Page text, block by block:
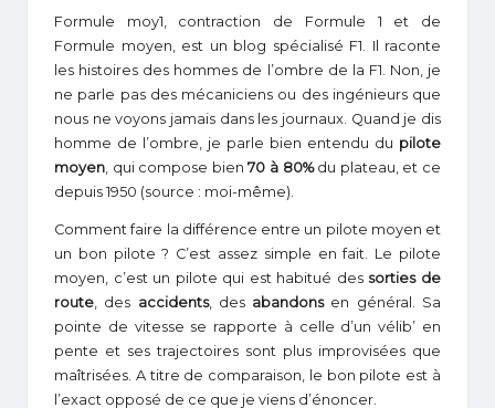
Formule moy1, contraction de Formule 1 et de
Formule moyen, est un blog spécialisé F1. Il raconte
les histoires des hommes de l’ombre de la F1. Non, je
ne parle pas des mécaniciens ou des ingénieurs que
nous ne voyons jamais dans les journaux. Quand je dis
homme de l’ombre, je parle bien entendu du pilote
moyen, qui compose bien70 à 80%du plateau, et ce
depuis 1950 (source : moi-même).
Comment faire la différence entre un pilote moyen et
un bon pilote ? C’est assez simple en fait. Le pilote
moyen, c’est un pilote qui est habitué des sorties de
route, des accidents, des abandonsen général. Sa
pointe de vitesse se rapporte à celle d’un vélib’ en
pente et ses trajectoires sont plus improvisées que
maîtrisées. A titre de comparaison, le bon pilote est à
l’exact opposé de ce que je viens d’énoncer.